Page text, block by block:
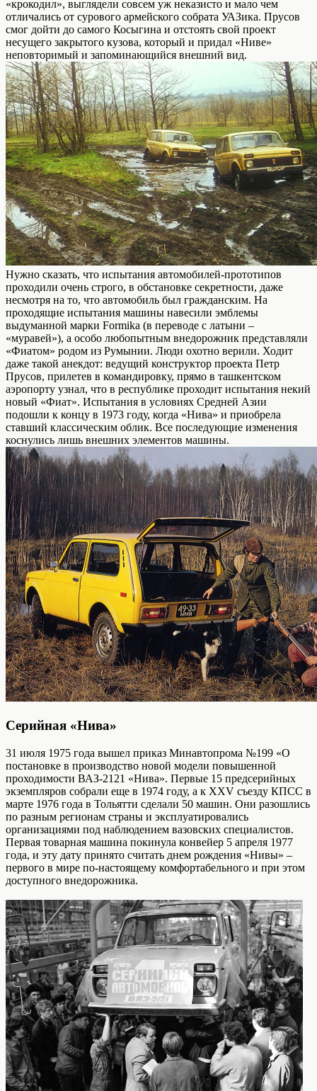
«крокодил», выглядели совсем уж неказисто и мало чем
отличались от сурового армейского собрата УАЗика. Прусов
смог дойти до самого Косыгина и отстоять свой проект
несущего закрытого кузова, который и придал «Ниве»
неповторимый и запоминающийся внешний вид.
Нужно сказать, что испытания автомобилей-прототипов
проходили очень строго, в обстановке секретности, даже
несмотря на то, что автомобиль был гражданским. На
проходящие испытания машины навесили эмблемы
выдуманной марки Formika (в переводе с латыни –
«муравей»), а особо любопытным внедорожник представляли
«Фиатом» родом из Румынии. Люди охотно верили. Ходит
даже такой анекдот: ведущий конструктор проекта Петр
Прусов, прилетев в командировку, прямо в ташкентском
аэропорту узнал, что в республике проходит испытания некий
новый «Фиат». Испытания в условиях Средней Азии
подошли к концу в 1973 году, когда «Нива» и приобрела
ставший классическим облик. Все последующие изменения
коснулись лишь внешних элементов машины.
Серийная «Нива»
31 июля 1975 года вышел приказ Минавтопрома №199 «О
постановке в производство новой модели повышенной
проходимости ВАЗ-2121 «Нива». Первые 15 предсерийных
экземпляров собрали еще в 1974 году, а к XXV съезду КПСС в
марте 1976 года в Тольятти сделали 50 машин. Они разошлись
по разным регионам страны и эксплуатировались
организациями под наблюдением вазовских специалистов.
Первая товарная машина покинула конвейер 5 апреля 1977
года, и эту дату принято считать днем рождения «Нивы» –
первого в мире по-настоящему комфортабельного и при этом
доступного внедорожника.